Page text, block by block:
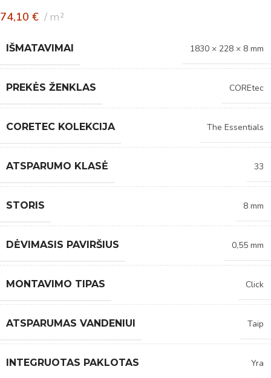
74,10 € m²
IŠMATAVIMAI 1830 × 228 × 8 mm
PREKĖS ŽENKLAS COREtec
CORETEC KOLEKCIJA The Essentials
ATSPARUMO KLASĖ 33
STORIS 8 mm
DĖVIMASIS PAVIRŠIUS 0,55 mm
MONTAVIMO TIPAS Click
ATSPARUMAS VANDENIUI Taip
INTEGRUOTAS PAKLOTAS Yra